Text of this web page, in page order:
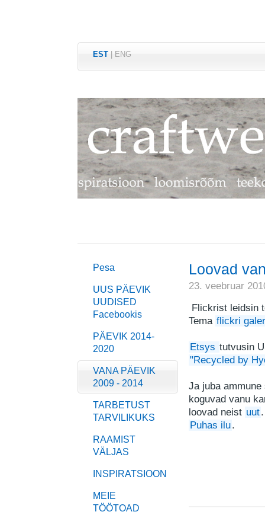
EST ENG
Pesa
UUS PÄEVIK
UUDISED
Facebookis
PÄEVIK 2014-
2020
VANA PÄEVIK
2009 - 2014
TARBETUST
TARVILIKUKS
RAAMIST
VÄLJAS
INSPIRATSIOON
MEIE
TÖÖTOAD
Loovad
23. veebruar
Flickrist leidsin
Tema flickri
Etsys tutvusin
"Recycled by
Ja juba
koguvad vanu
loovad neist uut.
Puhas ilu.